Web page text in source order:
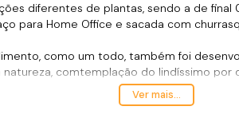
diferentes de plantas, sendo a de final
para Home Office e sacada com
como um todo, também foi
comtemplação do lindíssimo por
o senso de comunidade dentro do
que você procura!
Ver mais...